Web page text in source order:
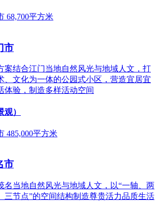
68,700平方米
市
案结合江门当地自然风光与地域人文，打
、文化为一体的公园式小区，营造宜居宜
体验，制造多样活动空间
）
485,000平方米
市
名当地自然风光与地域人文，以“一轴、两
三节点”的空间结构制造尊贵活力品质生活